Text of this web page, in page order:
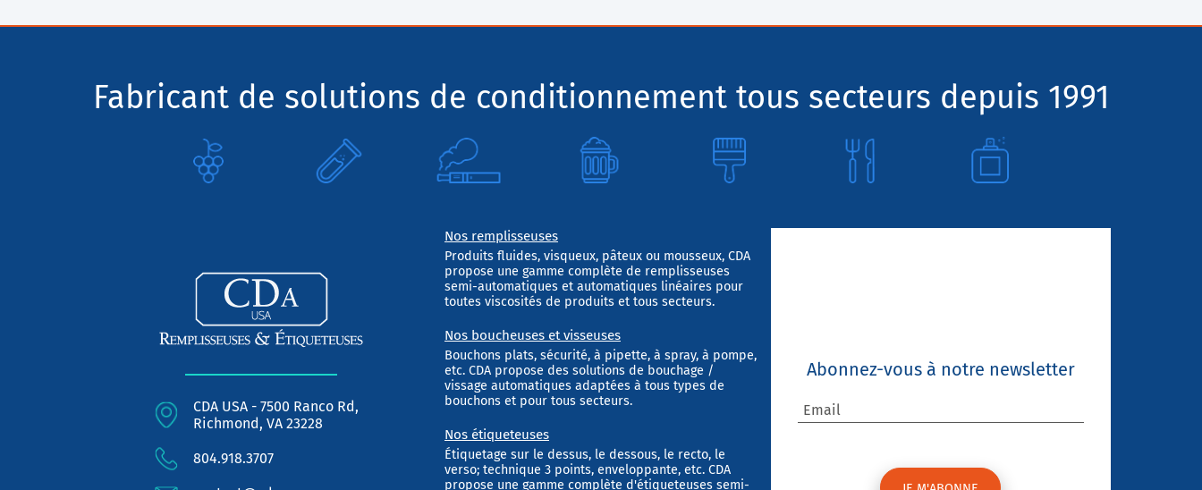
Fabricant de solutions de conditionnement tous secteurs depuis 1991
CDA USA - 7500 Ranco Rd,
Richmond, VA 23228
804.918.3707
Nos remplisseuses
Produits fluides, visqueux, pâteux ou mousseux, CDA
propose une gamme complète de remplisseuses
semi-automatiques et automatiques linéaires pour
toutes viscosités de produits et tous secteurs.
Nos boucheuses et visseuses
Bouchons plats, sécurité, à pipette, à spray, à pompe,
etc. CDA propose des solutions de bouchage /
vissage automatiques adaptées à tous types de
bouchons et pour tous secteurs.
Nos étiqueteuses
Étiquetage sur le dessus, le dessous, le recto, le
verso; technique 3 points, enveloppante, etc. CDA
propose une gamme complète d'étiqueteuses semi-
Abonnez-vous à notre newsletter
Email